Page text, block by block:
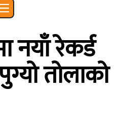
Open main menu
रेकर्ड
तोलाको